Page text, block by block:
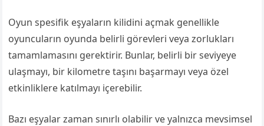
Oyun spesifik eşyaların kilidini açmak genellikle
oyuncuların oyunda belirli görevleri veya zorlukları
tamamlamasını gerektirir. Bunlar, belirli bir seviyeye
ulaşmayı, bir kilometre taşını başarmayı veya özel
etkinliklere katılmayı içerebilir.
Bazı eşyalar zaman sınırlı olabilir ve yalnızca mevsimsel